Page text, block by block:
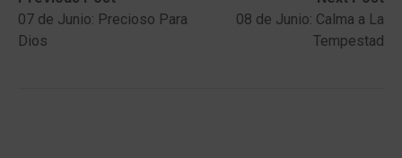
navigation
post:07 de Junio: Precioso Para
Dios
post:
08 de Junio: Calma a La
Tempestad